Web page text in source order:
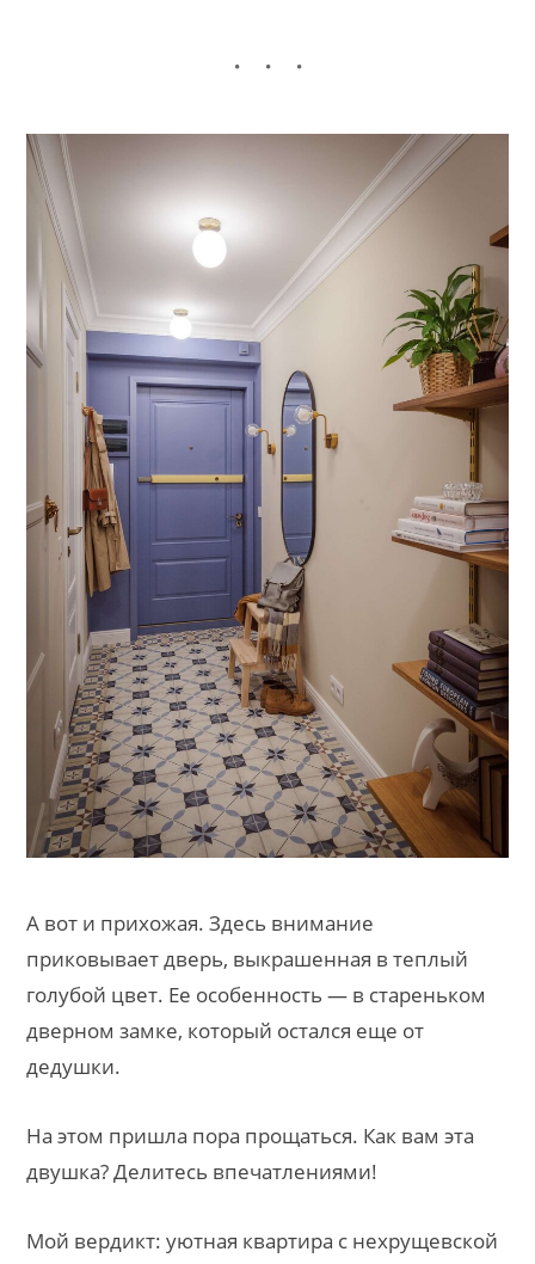
А вот и прихожая. Здесь внимание
приковывает дверь, выкрашенная в теплый
голубой цвет. Ее особенность — в стареньком
дверном замке, который остался еще от
дедушки.
На этом пришла пора прощаться. Как вам эта
двушка? Делитесь впечатлениями!
Мой вердикт: уютная квартира с нехрущевской